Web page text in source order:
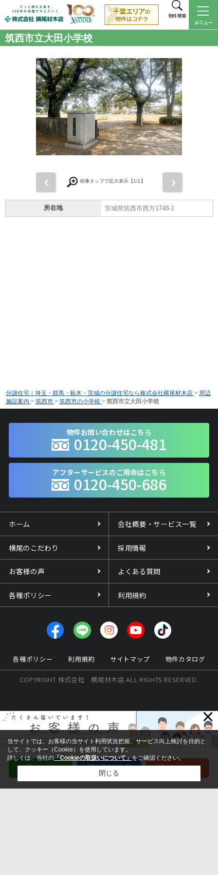
物件検索
筑西市立大田小学校
画像タップで拡大表示【1/1】
所在地 茨城県筑西市西方1748-1
分譲住宅｜埼玉・群馬・栃木・茨城の分譲住宅なら株式会社横尾材木店 > 周辺
施設案内 > 筑西市 > 筑西市の小学校 > 筑西市立大田小学校
物件お問い合わせはこちら
0120-450-481
アフターサービスのご用命はこちら
0120-450-686
ホーム 会社概要・サービス一覧
横尾のこだわり 採用情報
お客様の声 よくある質問
各種ポリシー 利用規約
各種ポリシー 利用規約 サイトマップ 物件カタログ
COPYRIGHT 株式会社 横尾材木店 ALL RIGHTS RESERVED.
×
当サイトでは、お客様の当サイト利用状況把握、サービス向上検討を目的と
して、クッキー（Cookie）を使用しています。
詳しくは、当社の「Cookieの取扱いについて」をご確認ください。
閉じる